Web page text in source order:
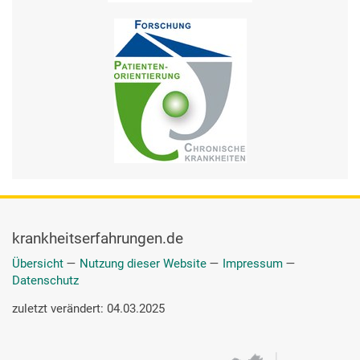
dafür ist ja mein Zucker ja einigermaßen gut. Aber ich gucke
ab und zu auch mal nach den Fußsohlen. Soll man ja. Oder
Steinchen. Wenn ich im Schuh Steinchen habe, das soll
manchmal nicht weh tun, dann wären schon die
Durchblutung, die Gefäßnerven so geschädigt, dass man es
nicht merkt. Dann kriegt man ja Blasen. Aber ich merke jedes
kleinste Ding. Also ist doch noch alles in Ordnung. Das
beruhigt mich auch wieder. Ja. Das ist halt so.
krankheitserfahrungen.de
Übersicht — Nutzung dieser Website — Impressum —
Datenschutz
zuletzt verändert: 04.03.2025